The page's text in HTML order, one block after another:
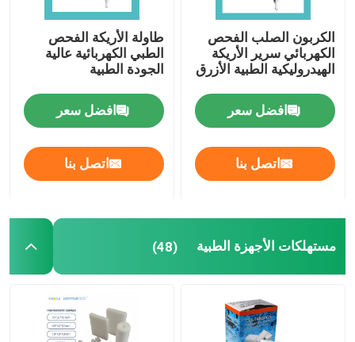
الكربون الصلب الفحص
الكهربائي سرير الأريكة
الهيدروليكية الطبية الأزرق
افضل سعر
اتصل بنا
طاولة الأريكة الفحص
الطبي الكهربائية عالية
الجودة الطبية
افضل سعر
اتصل بنا
مستهلكات الأجهزة الطبية (48)